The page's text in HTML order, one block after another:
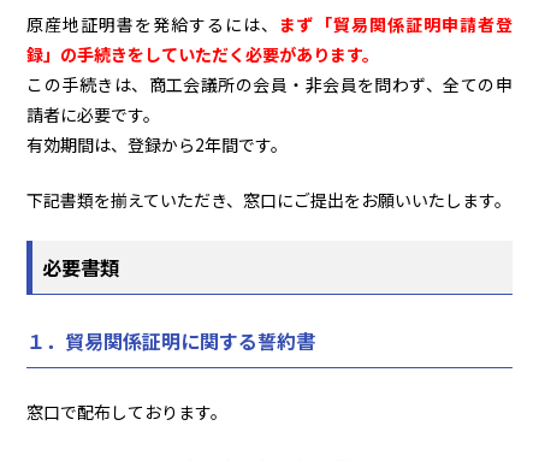
原産地証明書を発給するには、 まず「貿易関係証明申請者登
録」の手続きをしていただく必要があります。
この手続きは、商工会議所の会員・非会員を問わず、全ての申
請者に必要です。
有効期間は、登録から2年間です。
下記書類を揃えていただき、窓口にご提出をお願いいたします。
必要書類
１．貿易関係証明に関する誓約書
窓口で配布しております。